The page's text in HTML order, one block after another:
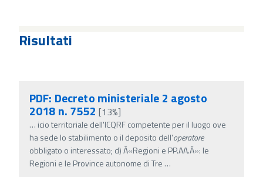
Risultati
PDF: Decreto ministeriale 2 agosto
2018 n. 7552 [13%]
… icio territoriale dell'ICQRF competente per il luogo ove
ha sede lo stabilimento o il deposito dell'operatore
obbligato o interessato; d) Â«Regioni e PP.AA.Â»: le
Regioni e le Province autonome di Tre …